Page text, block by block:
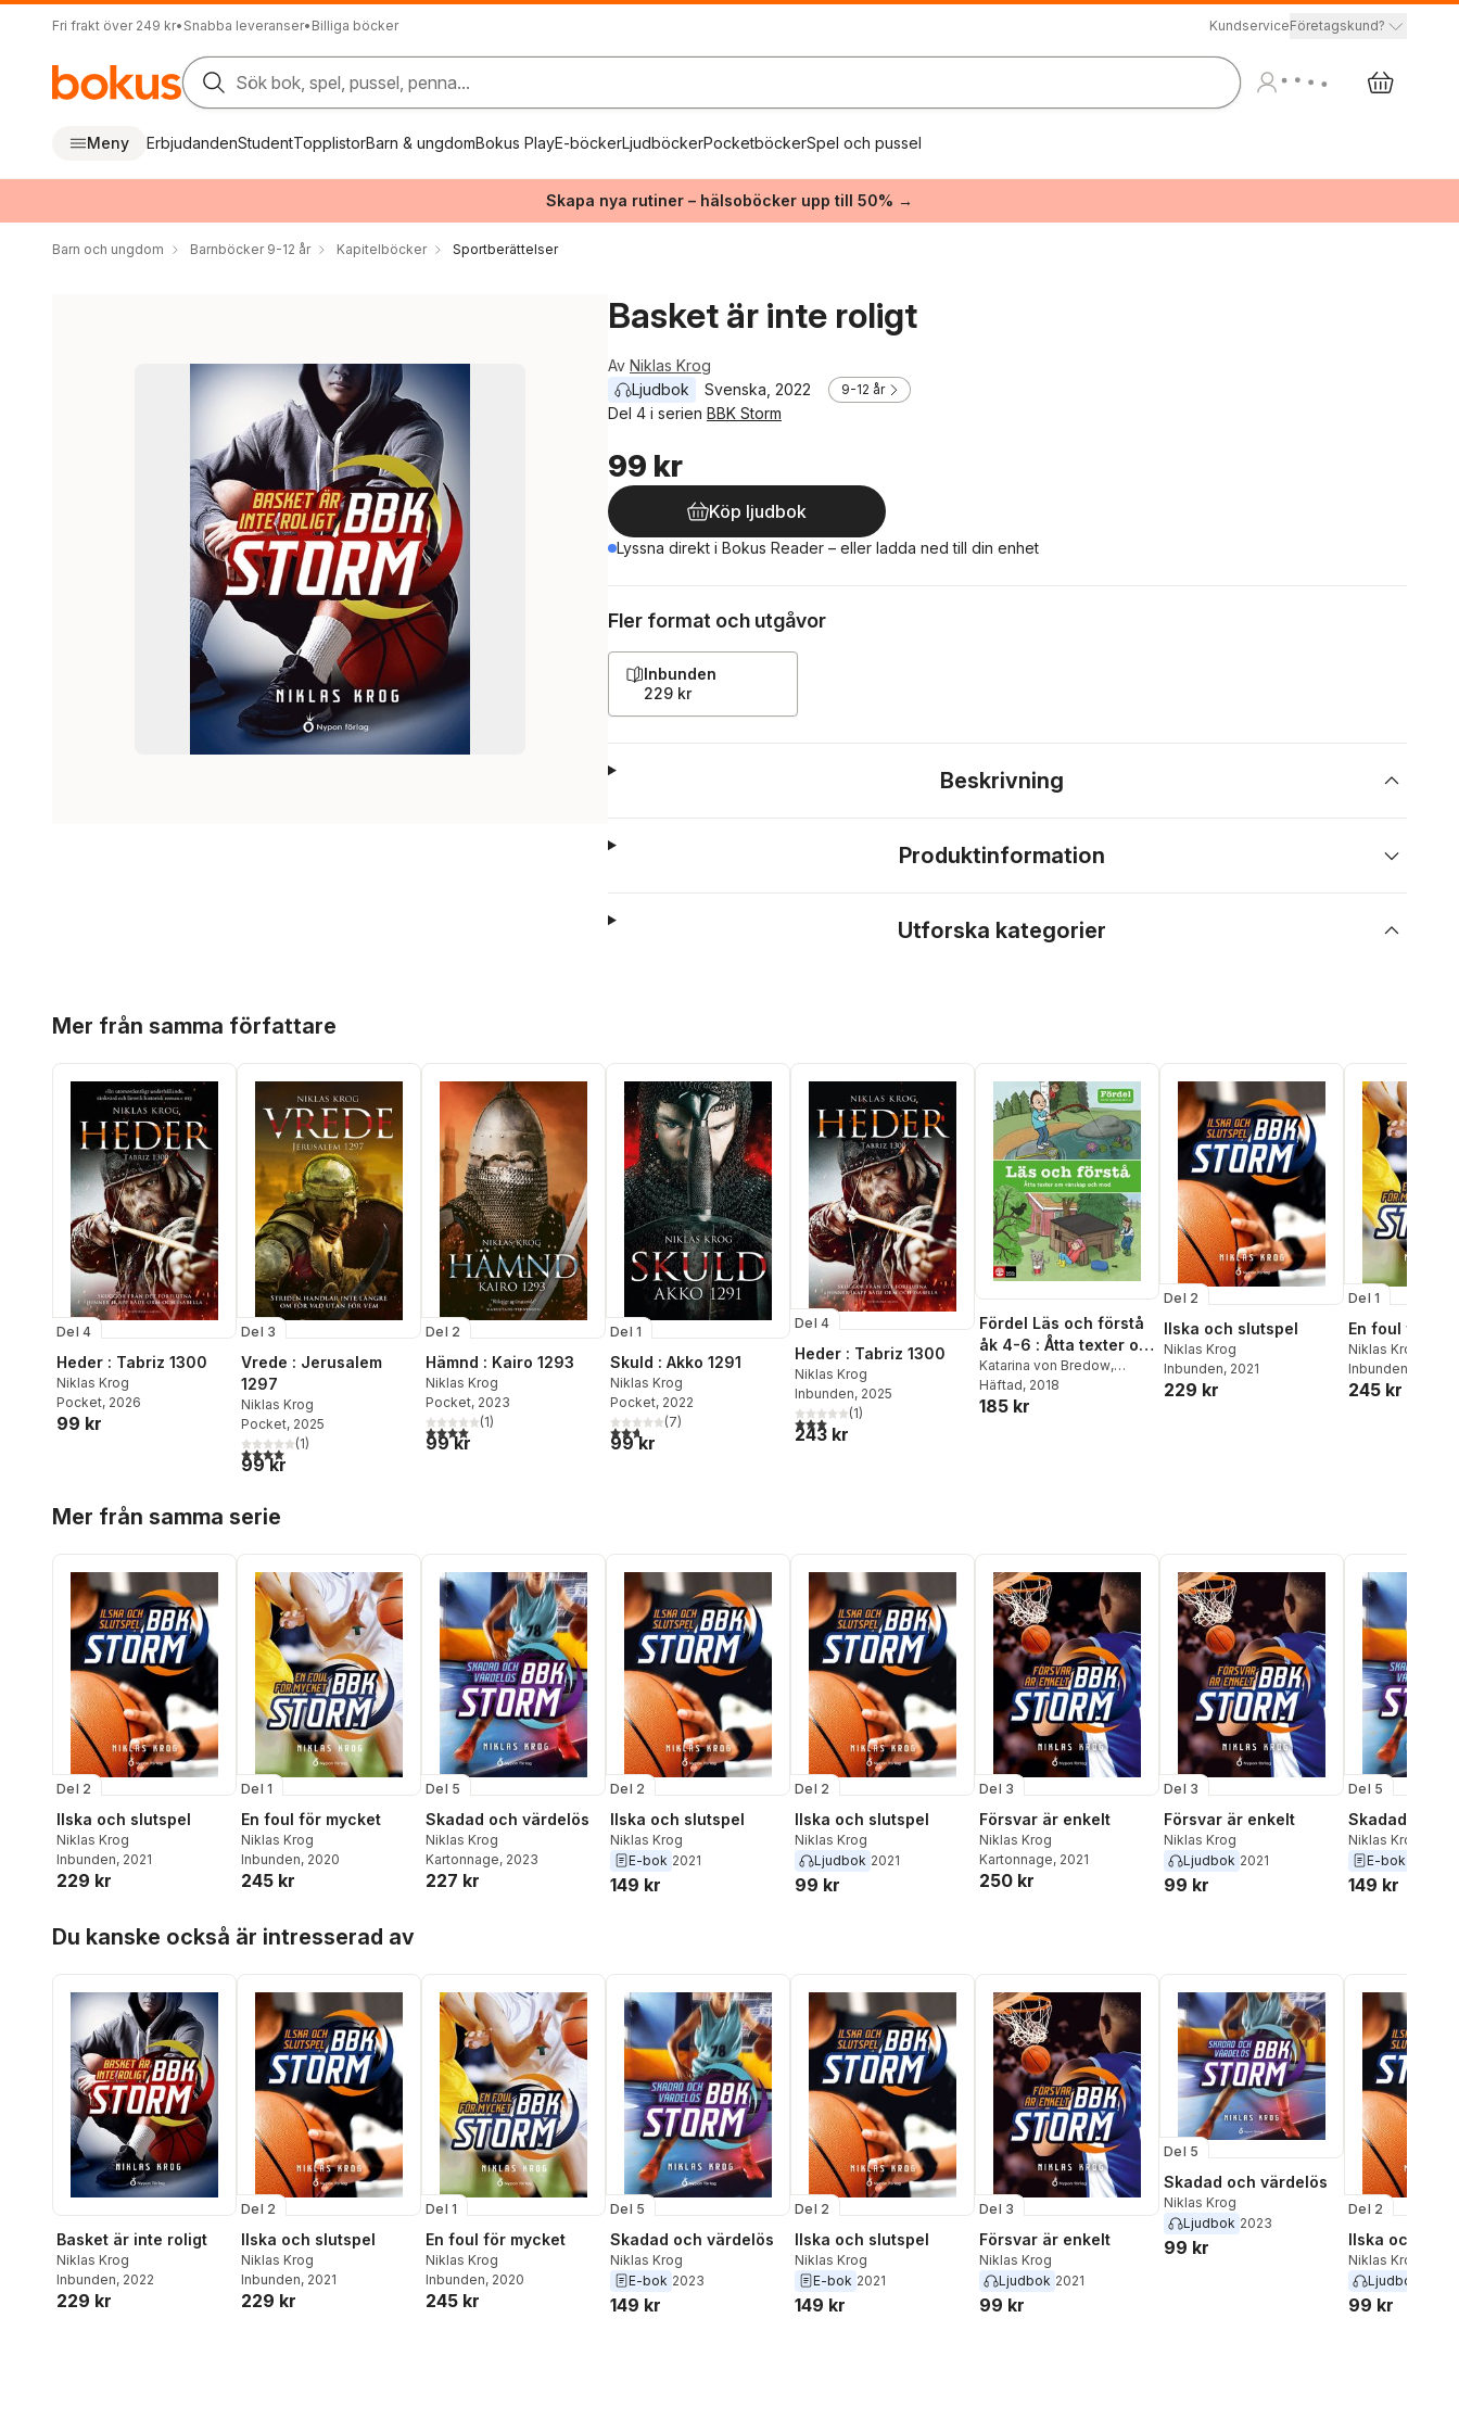
Fri frakt över 249 kr• Snabba leveranser• Billiga böcker KundserviceFöretagskund?
Sök bok, spel, pussel, penna...
Meny ErbjudandenStudentTopplistorBarn & ungdomBokus PlayE-böckerLjudböckerPocketböckerSpel och pussel
Skapa nya rutiner – hälsoböcker upp till 50% →
Barn och ungdom Barnböcker 9-12 år Kapitelböcker Sportberättelser
Basket är inte roligt
Av Niklas Krog
Ljudbok
Svenska 2022 9-12 år
Del 4 i serien BBK Storm
99 kr
Köp ljudbok
Lyssna direkt i Bokus Reader – eller ladda ned till din enhet
Fler format och utgåvor
Inbunden
229 kr
Beskrivning
Produktinformation
Utforska kategorier
Mer från samma författare
Del 4
Heder : Tabriz 1300
Niklas Krog
Pocket, 2026
99 kr
Del 3
Vrede : Jerusalem
1297
Niklas Krog
Pocket, 2025
4,0utav 5 stjärnor. Totalt antal röster:
(1)
99 kr
Del 2
Hämnd : Kairo 1293
Niklas Krog
Pocket, 2023
4,0utav 5 stjärnor. Totalt antal röster:
(1)
99 kr
Del 1
Skuld : Akko 1291
Niklas Krog
Pocket, 2022
2,7utav 5 stjärnor. Totalt antal röster:
(7)
99 kr
Del 4
Heder : Tabriz 1300
Niklas Krog
Inbunden, 2025
3,0utav 5 stjärnor. Totalt antal röster:
(1)
243 kr
Fördel Läs och förstå
åk 4-6 : Åtta texter om
vänskap och mod
Katarina von Bredow,
Kerstin Lundberg Hahn
Sahlin,Sara Persson
Häftad, 2018
185 kr
Del 2
Ilska och slutspel
Niklas Krog
Inbunden, 2021
229 kr
Del 1
En foul för
Niklas Krog
Inbunden
245 kr
Mer från samma serie
Del 2
Ilska och slutspel
Niklas Krog
Inbunden, 2021
229 kr
Del 1
En foul för mycket
Niklas Krog
Inbunden, 2020
245 kr
Del 5
Skadad och värdelös
Niklas Krog
Kartonnage, 2023
227 kr
Del 2
Ilska och slutspel
Niklas Krog
E-bok 2021
149 kr
Del 2
Ilska och slutspel
Niklas Krog
Ljudbok 2021
99 kr
Del 3
Försvar är enkelt
Niklas Krog
Kartonnage, 2021
250 kr
Del 3
Försvar är enkelt
Niklas Krog
Ljudbok 2021
99 kr
Del 5
Skadad och
Niklas Krog
E-bok
149 kr
Du kanske också är intresserad av
Basket är inte roligt
Niklas Krog
Inbunden, 2022
229 kr
Del 2
Ilska och slutspel
Niklas Krog
Inbunden, 2021
229 kr
Del 1
En foul för mycket
Niklas Krog
Inbunden, 2020
245 kr
Del 5
Skadad och värdelös
Niklas Krog
E-bok 2023
149 kr
Del 2
Ilska och slutspel
Niklas Krog
E-bok 2021
149 kr
Del 3
Försvar är enkelt
Niklas Krog
Ljudbok 2021
99 kr
Del 5
Skadad och värdelös
Niklas Krog
Ljudbok 2023
99 kr
Del 2
Ilska och
Niklas Krog
Ljudbok
99 kr